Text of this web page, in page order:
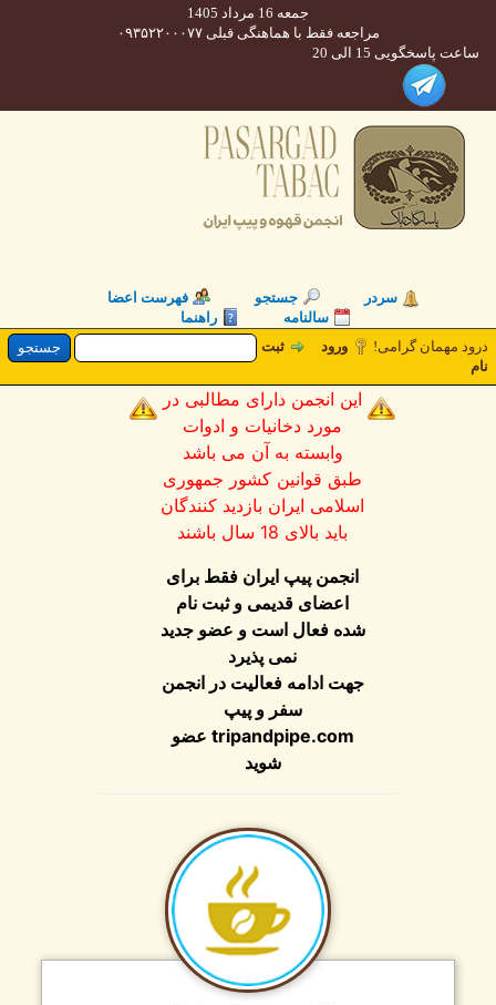
جمعه 16 مرداد 1405
مراجعه فقط با هماهنگی قبلی ۰۹۳۵۲۲۰۰۰۷۷
پاسخگویی 15 الی 20
سردر جستجو
فهرست اعضا
سالنامه
راهنما
مهمان گرامی!
ورود ثبت
این انجمن دارای مطالبی در
مورد دخانیات و ادوات
وابسته به آن می باشد
طبق قوانین کشور جمهوری
اسلامی ایران بازدید کنندگان
باید بالای 18 سال باشند
انجمن پیپ ایران فقط برای
اعضای قدیمی و ثبت نام
شده فعال است و عضو جدید
نمی پذیرد
جهت ادامه فعالیت در انجمن
سفر و پیپ
tripandpipe.comعضو
شوید